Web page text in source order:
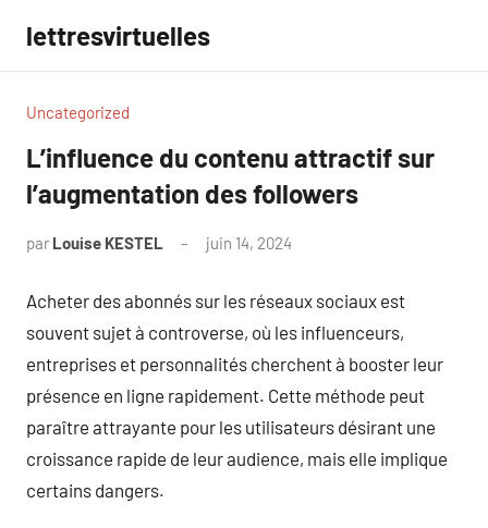
contenu
lettresvirtuelles
Uncategorized
L’influence du contenu attractif sur
l’augmentation des followers
par Louise KESTEL juin 14, 2024
Acheter des abonnés sur les réseaux sociaux est
souvent sujet à controverse, où les influenceurs,
entreprises et personnalités cherchent à booster leur
présence en ligne rapidement. Cette méthode peut
paraître attrayante pour les utilisateurs désirant une
croissance rapide de leur audience, mais elle implique
certains dangers.